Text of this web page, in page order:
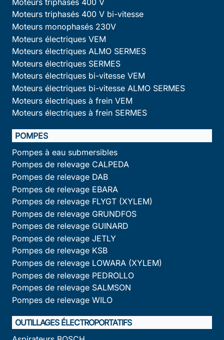
Moteurs triphasés 400 V bi-vitesse
Moteurs monophasés 230V
Moteurs électriques VEM
Moteurs électriques ALMO SERMES
Moteurs électriques SERMES
Moteurs électriques bi-vitesse VEM
Moteurs électriques bi-vitesse ALMO SERMES
Moteurs électriques à frein VEM
Moteurs électriques à frein SERMES
POMPES
Pompes à eau submersibles
Pompes de relevage CALPEDA
Pompes de relevage DAB
Pompes de relevage EBARA
Pompes de relevage FLYGT (XYLEM)
Pompes de relevage GRUNDFOS
Pompes de relevage GUINARD
Pompes de relevage JETLY
Pompes de relevage KSB
Pompes de relevage LOWARA (XYLEM)
Pompes de relevage PEDROLLO
Pompes de relevage SALMSON
Pompes de relevage WILO
OUTILLAGES ÉLECTROPORTATIFS